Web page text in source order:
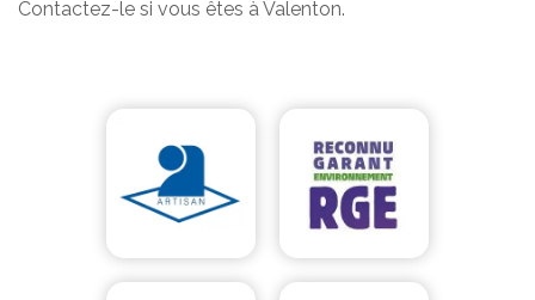
Contactez-le si vous êtes à Valenton.